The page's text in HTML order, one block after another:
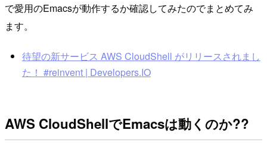
で愛用のEmacsが動作するか確認してみたのでまとめてみ
ます。
待望の新サービス AWS CloudShell がリリースされまし
た！ #reinvent | Developers.IO
AWS CloudShellでEmacsは動くのか??